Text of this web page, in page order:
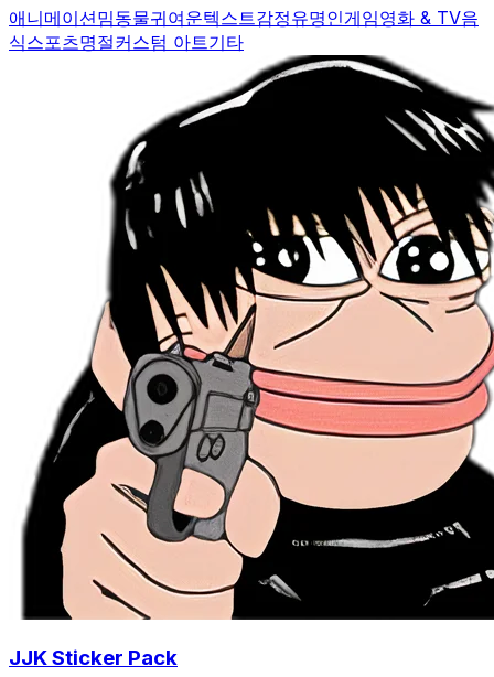
애니메이션밈동물귀여운텍스트감정유명인게임영화 & TV음
식스포츠명절커스텀 아트기타
JJK Sticker Pack